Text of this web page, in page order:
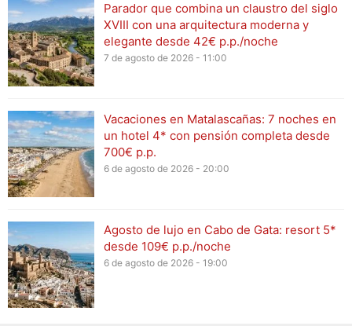
Parador que combina un claustro del siglo
XVIII con una arquitectura moderna y
elegante desde 42€ p.p./noche
7 de agosto de 2026 - 11:00
Vacaciones en Matalascañas: 7 noches en
un hotel 4* con pensión completa desde
700€ p.p.
6 de agosto de 2026 - 20:00
Agosto de lujo en Cabo de Gata: resort 5*
desde 109€ p.p./noche
6 de agosto de 2026 - 19:00